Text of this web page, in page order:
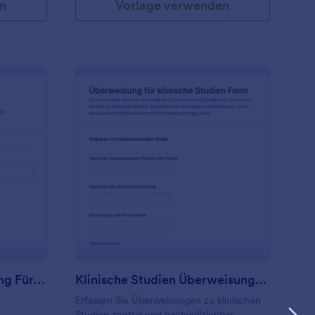
Vorlage verwenden
Zahnärztliche Überweisung Für Parodontologie Fragebogen Klinische Studien Überweisungsformular
Erfassen Sie Überweisungen zu klinischen